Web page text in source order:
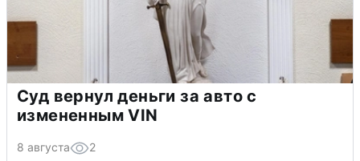
Суд вернул деньги за авто с
измененным VIN
8 августа 2